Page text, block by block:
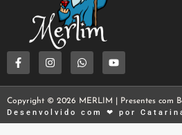
Copyright © 2026 MERLIM | Presentes com
Desenvolvido com ❤ por